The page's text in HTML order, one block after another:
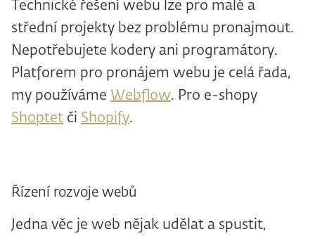
Technické řešení webu lze pro malé a
střední projekty bez problému pronajmout.
Nepotřebujete kodery ani programátory.
Platforem pro pronájem webu je celá řada,
my používáme Webflow. Pro e-shopy
Shoptet či Shopify.
Řízení rozvoje webů
Jedna věc je web nějak udělat a spustit,